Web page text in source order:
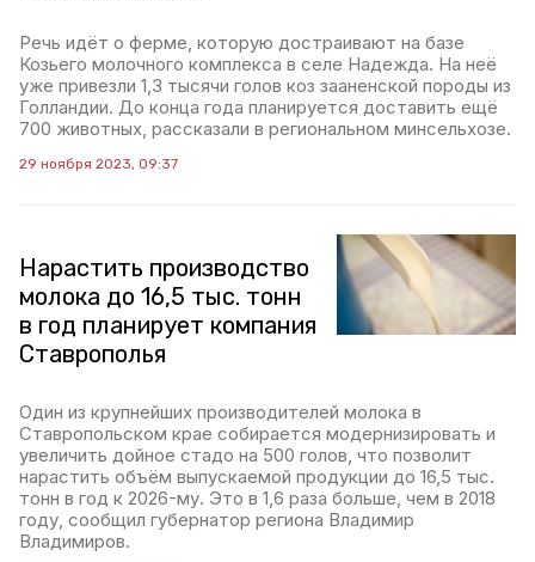
Речь идёт о ферме, которую достраивают на базе
Козьего молочного комплекса в селе Надежда. На неё
уже привезли 1,3 тысячи голов коз зааненской породы из
Голландии. До конца года планируется доставить ещё
700 животных, рассказали в региональном минсельхозе.
29 ноября 2023, 09:37
Нарастить производство
молока до 16,5 тыс. тонн
в год планирует компания
Ставрополья
Один из крупнейших производителей молока в
Ставропольском крае собирается модернизировать и
увеличить дойное стадо на 500 голов, что позволит
нарастить объём выпускаемой продукции до 16,5 тыс.
тонн в год к 2026-му. Это в 1,6 раза больше, чем в 2018
году, сообщил губернатор региона Владимир
Владимиров.